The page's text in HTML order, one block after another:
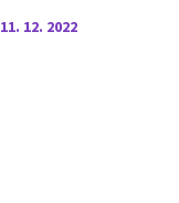
12. 2022